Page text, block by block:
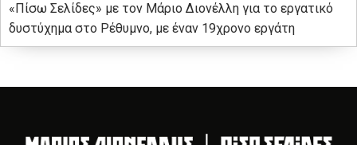
«Πίσω Σελίδες» με τον Μάριο Διονέλλη για το εργατικό
δυστύχημα στο Ρέθυμνο, με έναν 19χρονο εργάτη